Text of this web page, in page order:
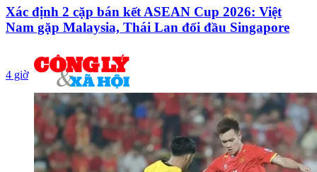
Xác định 2 cặp bán kết ASEAN Cup 2026: Việt
Nam gặp Malaysia, Thái Lan đối đầu Singapore
4 giờ